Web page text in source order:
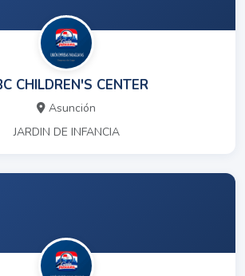
CHILDREN'S CENTER
Asunción
JARDIN DE INFANCIA